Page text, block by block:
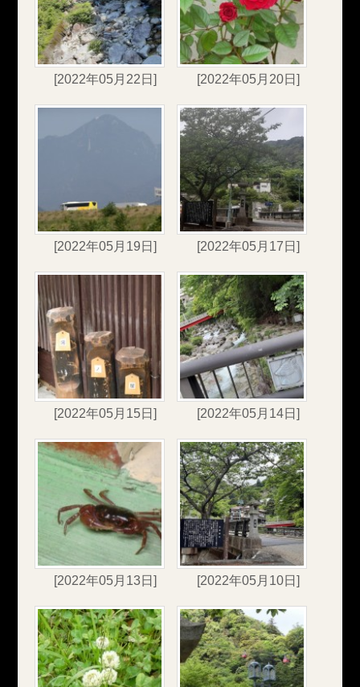
[2022年05月22日] [2022年05月20日]
[2022年05月19日] [2022年05月17日]
[2022年05月15日] [2022年05月14日]
[2022年05月13日] [2022年05月10日]